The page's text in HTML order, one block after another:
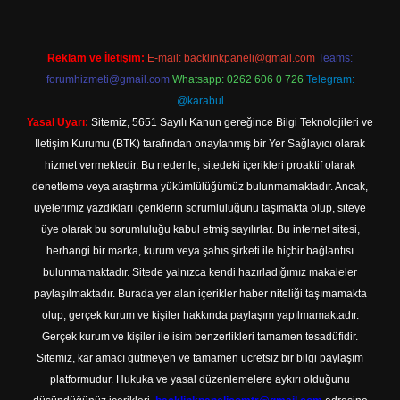
Reklam ve İletişim: E-mail: backlinkpaneli@gmail.com Teams:
forumhizmeti@gmail.com Whatsapp: 0262 606 0 726 Telegram:
@karabul
Yasal Uyarı: Sitemiz, 5651 Sayılı Kanun gereğince Bilgi Teknolojileri ve
İletişim Kurumu (BTK) tarafından onaylanmış bir Yer Sağlayıcı olarak
hizmet vermektedir. Bu nedenle, sitedeki içerikleri proaktif olarak
denetleme veya araştırma yükümlülüğümüz bulunmamaktadır. Ancak,
üyelerimiz yazdıkları içeriklerin sorumluluğunu taşımakta olup, siteye
üye olarak bu sorumluluğu kabul etmiş sayılırlar. Bu internet sitesi,
herhangi bir marka, kurum veya şahıs şirketi ile hiçbir bağlantısı
bulunmamaktadır. Sitede yalnızca kendi hazırladığımız makaleler
paylaşılmaktadır. Burada yer alan içerikler haber niteliği taşımamakta
olup, gerçek kurum ve kişiler hakkında paylaşım yapılmamaktadır.
Gerçek kurum ve kişiler ile isim benzerlikleri tamamen tesadüfidir.
Sitemiz, kar amacı gütmeyen ve tamamen ücretsiz bir bilgi paylaşım
platformudur. Hukuka ve yasal düzenlemelere aykırı olduğunu